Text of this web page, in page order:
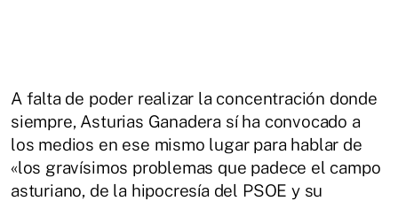
A falta de poder realizar la concentración donde
siempre, Asturias Ganadera sí ha convocado a
los medios en ese mismo lugar para hablar de
«los gravísimos problemas que padece el campo
asturiano, de la hipocresía del PSOE y su